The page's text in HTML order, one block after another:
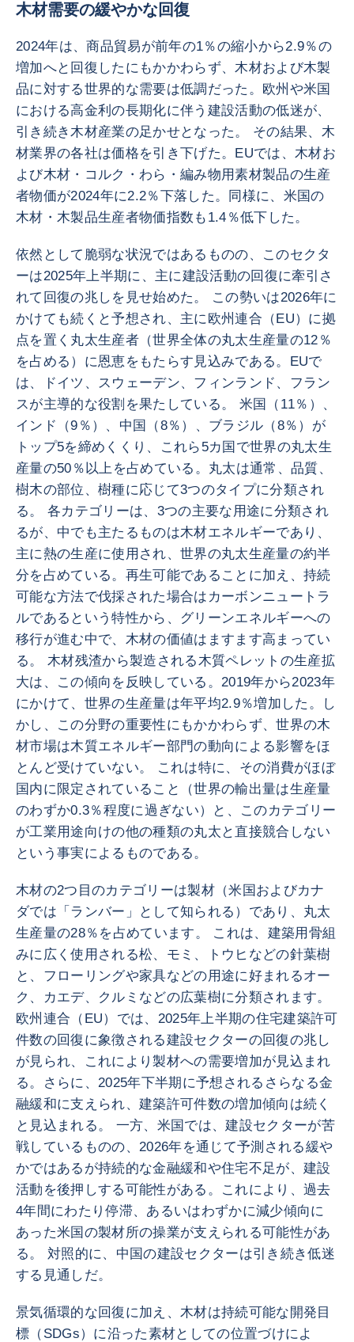
木材需要の緩やかな回復
2024年は、商品貿易が前年の1％の縮小から2.9％の
増加へと回復したにもかかわらず、木材および木製
品に対する世界的な需要は低調だった。欧州や米国
における高金利の長期化に伴う建設活動の低迷が、
引き続き木材産業の足かせとなった。 その結果、木
材業界の各社は価格を引き下げた。EUでは、木材お
よび木材・コルク・わら・編み物用素材製品の生産
者物価が2024年に2.2％下落した。同様に、米国の
木材・木製品生産者物価指数も1.4％低下した。
依然として脆弱な状況ではあるものの、このセクタ
ーは2025年上半期に、主に建設活動の回復に牽引さ
れて回復の兆しを見せ始めた。 この勢いは2026年に
かけても続くと予想され、主に欧州連合（EU）に拠
点を置く丸太生産者（世界全体の丸太生産量の12％
を占める）に恩恵をもたらす見込みである。EUで
は、ドイツ、スウェーデン、フィンランド、フラン
スが主導的な役割を果たしている。 米国（11％）、
インド（9％）、中国（8％）、ブラジル（8％）が
トップ5を締めくくり、これら5カ国で世界の丸太生
産量の50％以上を占めている。丸太は通常、品質、
樹木の部位、樹種に応じて3つのタイプに分類され
る。 各カテゴリーは、3つの主要な用途に分類され
るが、中でも主たるものは木材エネルギーであり、
主に熱の生産に使用され、世界の丸太生産量の約半
分を占めている。再生可能であることに加え、持続
可能な方法で伐採された場合はカーボンニュートラ
ルであるという特性から、グリーンエネルギーへの
移行が進む中で、木材の価値はますます高まってい
る。 木材残渣から製造される木質ペレットの生産拡
大は、この傾向を反映している。2019年から2023年
にかけて、世界の生産量は年平均2.9％増加した。し
かし、この分野の重要性にもかかわらず、世界の木
材市場は木質エネルギー部門の動向による影響をほ
とんど受けていない。 これは特に、その消費がほぼ
国内に限定されていること（世界の輸出量は生産量
のわずか0.3％程度に過ぎない）と、このカテゴリー
が工業用途向けの他の種類の丸太と直接競合しない
という事実によるものである。
木材の2つ目のカテゴリーは製材（米国およびカナ
ダでは「ランバー」として知られる）であり、丸太
生産量の28％を占めています。 これは、建築用骨組
みに広く使用される松、モミ、トウヒなどの針葉樹
と、フローリングや家具などの用途に好まれるオー
ク、カエデ、クルミなどの広葉樹に分類されます。
欧州連合（EU）では、2025年上半期の住宅建築許可
件数の回復に象徴される建設セクターの回復の兆し
が見られ、これにより製材への需要増加が見込まれ
る。さらに、2025年下半期に予想されるさらなる金
融緩和に支えられ、建築許可件数の増加傾向は続く
と見込まれる。 一方、米国では、建設セクターが苦
戦しているものの、2026年を通じて予測される緩や
かではあるが持続的な金融緩和や住宅不足が、建設
活動を後押しする可能性がある。これにより、過去
4年間にわたり停滞、あるいはわずかに減少傾向に
あった米国の製材所の操業が支えられる可能性があ
る。 対照的に、中国の建設セクターは引き続き低迷
する見通しだ。
景気循環的な回復に加え、木材は持続可能な開発目
標（SDGs）に沿った素材としての位置づけによ